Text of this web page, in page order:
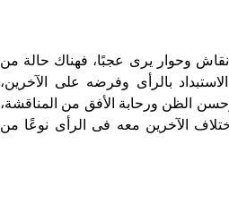
نقاش وحوار يرى عجبًا، فهناك حالة من
بالرأى وفرضه على الآخرين،
الظن ورحابة الأفق من المناقشة،
الآخرين معه فى الرأى نوعًا من